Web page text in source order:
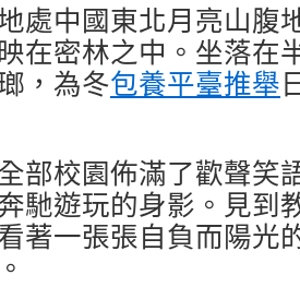
處中國東北月亮山腹
在密林之中。坐落在
，為冬包養平臺推舉
部校園佈滿了歡聲笑
馳遊玩的身影。見到
著一張張自負而陽光